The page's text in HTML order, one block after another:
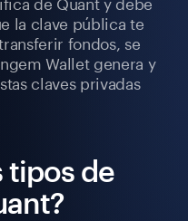
la clave pública te
fondos, se
Wallet genera y
claves privadas
tipos de